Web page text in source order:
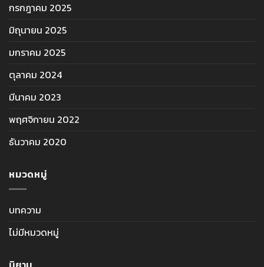
กรกฎาคม 2025
มิถุนายน 2025
มกราคม 2025
ตุลาคม 2024
มีนาคม 2023
พฤศจิกายน 2022
ธันวาคม 2020
หมวดหมู่
บทความ
ไม่มีหมวดหมู่